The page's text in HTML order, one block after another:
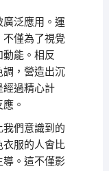
泛應用。運
不僅為了視覺
能。相反
調，營造出沉
經過精心計
。
們意識到的
衣服的人會比
。這不僅影